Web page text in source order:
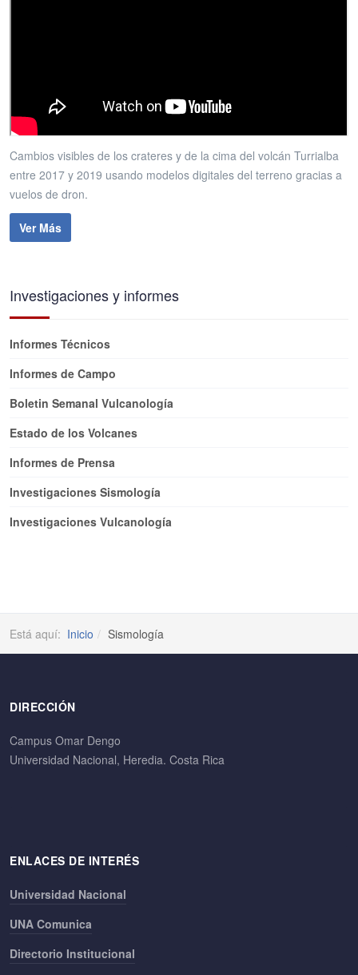
Cambios visibles de los crateres y de la cima del volcán Turrialba
entre 2017 y 2019 usando modelos digitales del terreno gracias a
vuelos de dron.
Ver Más
Investigaciones y informes
Informes Técnicos
Informes de Campo
Boletin Semanal Vulcanología
Estado de los Volcanes
Informes de Prensa
Investigaciones Sismología
Investigaciones Vulcanología
Está aquí: Inicio Sismología
DIRECCIÓN
Campus Omar Dengo
Universidad Nacional, Heredia. Costa Rica
ENLACES DE INTERÉS
Universidad Nacional
UNA Comunica
Directorio Institucional